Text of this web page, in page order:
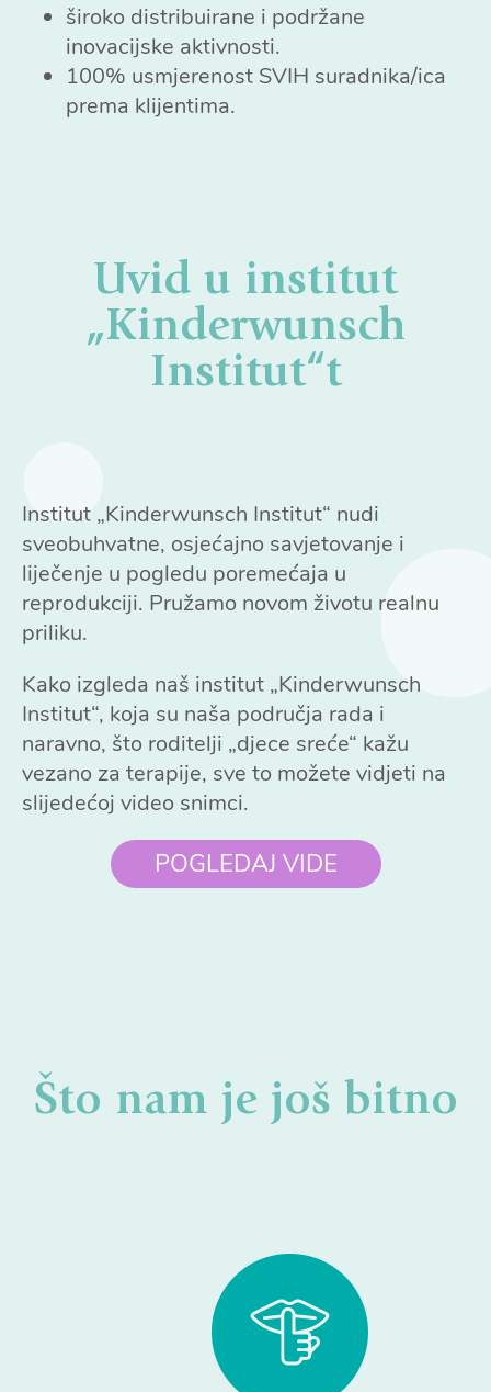
široko distribuirane i podržane
inovacijske aktivnosti.
100% usmjerenost SVIH suradnika/ica
prema klijentima.
Uvid u institut
„Kinderwunsch
Institut“t
Institut „Kinderwunsch Institut“ nudi
sveobuhvatne, osjećajno savjetovanje i
liječenje u pogledu poremećaja u
reprodukciji. Pružamo novom životu realnu
priliku.
Kako izgleda naš institut „Kinderwunsch
Institut“, koja su naša područja rada i
naravno, što roditelji „djece sreće“ kažu
vezano za terapije, sve to možete vidjeti na
slijedećoj video snimci.
POGLEDAJ VIDE
Što nam je još bitno